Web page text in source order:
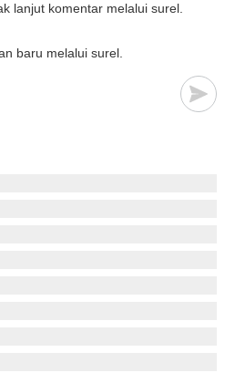
lanjut komentar melalui surel.
baru melalui surel.